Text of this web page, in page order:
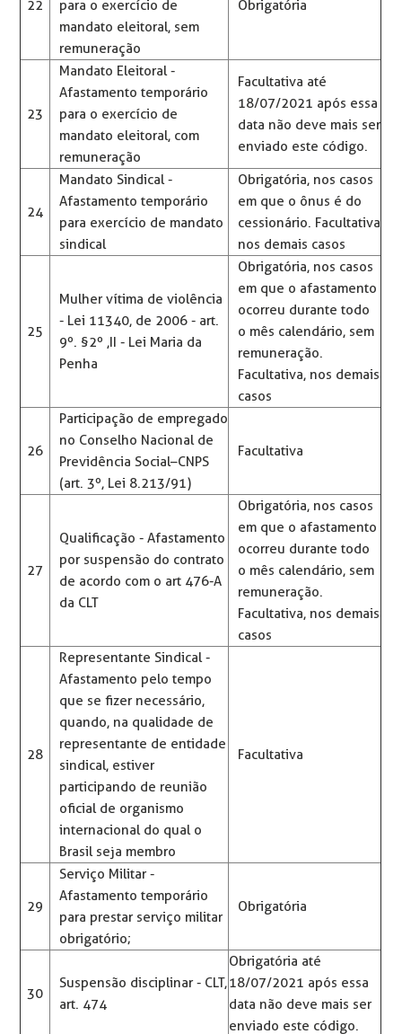
22
para o exercício de
mandato eleitoral, sem
remuneração
Obrigatória
23
Mandato Eleitoral -
Afastamento temporário
para o exercício de
mandato eleitoral, com
remuneração
Facultativa até
18/07/2021 após essa
data não deve mais ser
enviado este código.
24
Mandato Sindical -
Afastamento temporário
para exercício de mandato
sindical
Obrigatória, nos casos
em que o ônus é do
cessionário. Facultativa
nos demais casos
25
Mulher vítima de violência
- Lei 11340, de 2006 - art.
9º. §2º ,II - Lei Maria da
Penha
Obrigatória, nos casos
em que o afastamento
ocorreu durante todo
o mês calendário, sem
remuneração.
Facultativa, nos demais
casos
26
Participação de empregado
no Conselho Nacional de
Previdência Social–CNPS
(art. 3º, Lei 8.213/91)
Facultativa
27
Qualificação - Afastamento
por suspensão do contrato
de acordo com o art 476-A
da CLT
Obrigatória, nos casos
em que o afastamento
ocorreu durante todo
o mês calendário, sem
remuneração.
Facultativa, nos demais
casos
28
Representante Sindical -
Afastamento pelo tempo
que se fizer necessário,
quando, na qualidade de
representante de entidade
sindical, estiver
participando de reunião
oficial de organismo
internacional do qual o
Brasil seja membro
Facultativa
29
Serviço Militar -
Afastamento temporário
para prestar serviço militar
obrigatório;
Obrigatória
30
Suspensão disciplinar - CLT,
art. 474
Obrigatória até
18/07/2021 após essa
data não deve mais ser
enviado este código.